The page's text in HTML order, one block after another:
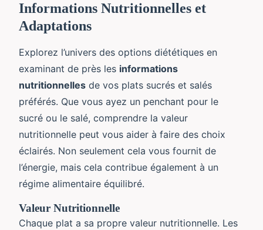
Informations Nutritionnelles et
Adaptations
Explorez l’univers des options diététiques en
examinant de près les informations
nutritionnelles de vos plats sucrés et salés
préférés. Que vous ayez un penchant pour le
sucré ou le salé, comprendre la valeur
nutritionnelle peut vous aider à faire des choix
éclairés. Non seulement cela vous fournit de
l’énergie, mais cela contribue également à un
régime alimentaire équilibré.
Valeur Nutritionnelle
Chaque plat a sa propre valeur nutritionnelle. Les